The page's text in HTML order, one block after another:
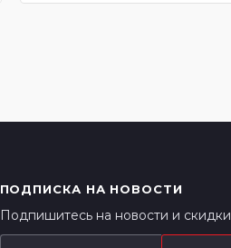
ПОДПИСКА НА НОВОСТИ
Подпишитесь на новости и скидки